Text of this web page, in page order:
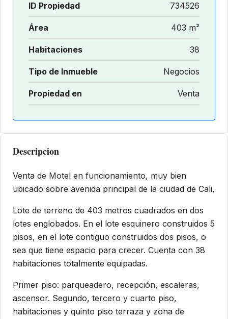
ID Propiedad 734526
Área 403 m²
Habitaciones 38
Tipo de Inmueble Negocios
Propiedad en Venta
Descripcion
Venta de Motel en funcionamiento, muy bien
ubicado sobre avenida principal de la ciudad de Cali,
Lote de terreno de 403 metros cuadrados en dos
lotes englobados. En el lote esquinero construidos 5
pisos, en el lote contiguo construidos dos pisos, o
sea que tiene espacio para crecer. Cuenta con 38
habitaciones totalmente equipadas.
Primer piso: parqueadero, recepción, escaleras,
ascensor. Segundo, tercero y cuarto piso,
habitaciones y quinto piso terraza y zona de